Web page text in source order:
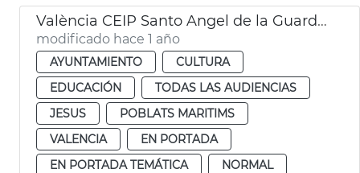
València CEIP Santo Angel de la Guarda y CEIP San José de Calasanz
modificado hace 1 año
AYUNTAMIENTO
CULTURA
EDUCACIÓN
TODAS LAS AUDIENCIAS
JESUS
POBLATS MARITIMS
VALENCIA
EN PORTADA
EN PORTADA TEMÁTICA
NORMAL